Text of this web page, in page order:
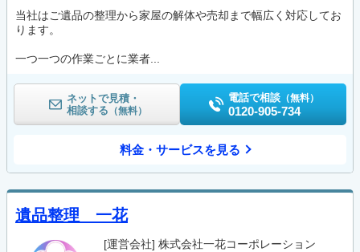
当社はご遺品の整理から家屋の解体や売却まで幅広く対応してお
ります。
一つ一つの作業ごとに業者...
ネットで見積・
相談する （無料）
電話で相談 （無料）
0120-905-734
料金・サービスを見る
遺品整理 一花
[運営会社] 株式会社一花コーポレーション